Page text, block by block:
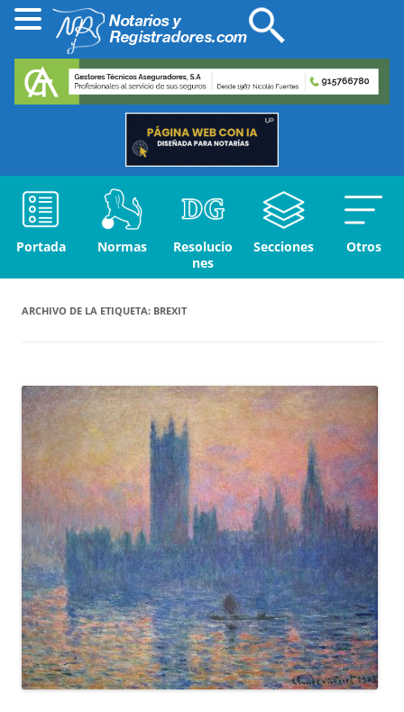
Portada Normas
Resolucio
nes
Secciones Otros
ARCHIVO DE LA ETIQUETA: BREXIT